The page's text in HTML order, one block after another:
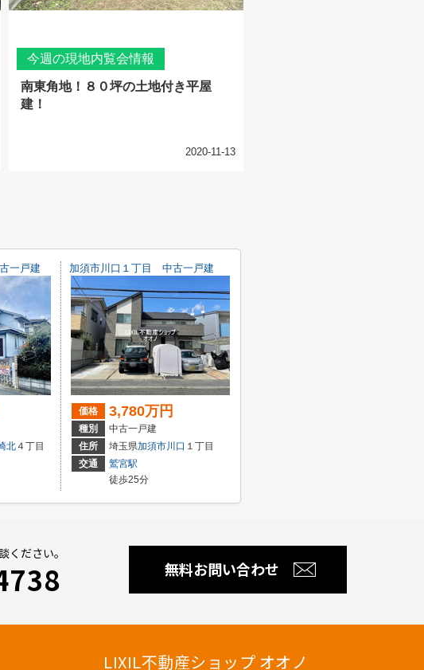
今週の現地内覧会情報
南東角地！８０坪の土地付き平屋
建！
2020-11-13
一戸建
北４丁目
加須市川口１丁目 中古一戸建
価格 3,780万円
種別
中古一戸建
住所
埼玉県加須市川口 １丁目
交通
鷲宮駅
徒歩25分
ください。
無料お問い合わせ
LIXIL不動産ショップ オオノ